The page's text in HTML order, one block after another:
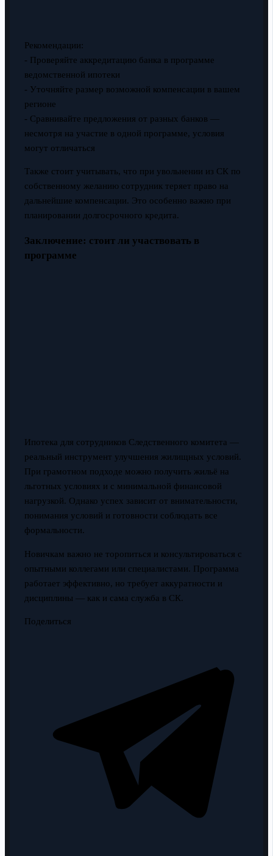
Рекомендации:
- Проверяйте аккредитацию банка в программе
ведомственной ипотеки
- Уточняйте размер возможной компенсации в вашем
регионе
- Сравнивайте предложения от разных банков —
несмотря на участие в одной программе, условия
могут отличаться
Также стоит учитывать, что при увольнении из СК по
собственному желанию сотрудник теряет право на
дальнейшие компенсации. Это особенно важно при
планировании долгосрочного кредита.
Заключение: стоит ли участвовать в
программе
Ипотека для сотрудников Следственного комитета —
реальный инструмент улучшения жилищных условий.
При грамотном подходе можно получить жильё на
льготных условиях и с минимальной финансовой
нагрузкой. Однако успех зависит от внимательности,
понимания условий и готовности соблюдать все
формальности.
Новичкам важно не торопиться и консультироваться с
опытными коллегами или специалистами. Программа
работает эффективно, но требует аккуратности и
дисциплины — как и сама служба в СК.
Поделиться